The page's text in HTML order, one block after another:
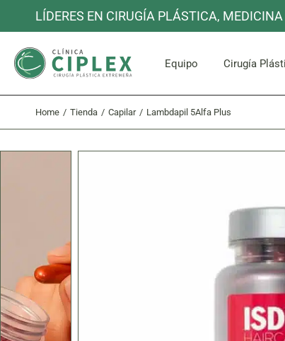
the
LÍDERES EN CIRUGÍA PLÁSTICA,
Equipo Cirugía
Home Tienda Capilar Lambdapil 5Alfa Plus